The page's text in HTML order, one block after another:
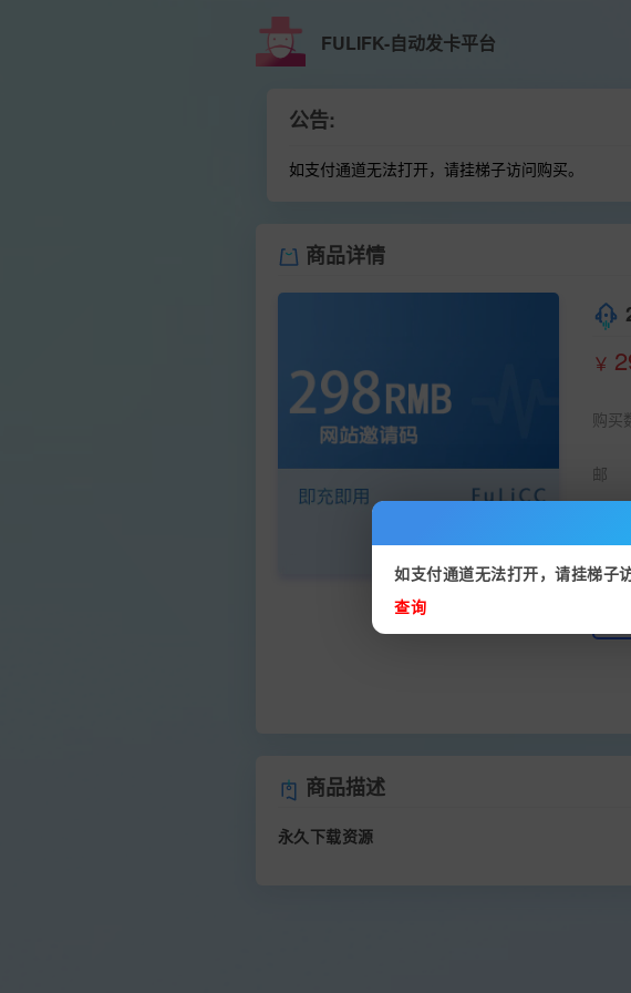
FULIFK-自动发卡平台
公告:
如支付通道无法打开，请挂梯子访问购买。
商品详情
￥
购买
邮
商品描述
永久下载资源
如支付通道无法打开，请挂梯子
查询